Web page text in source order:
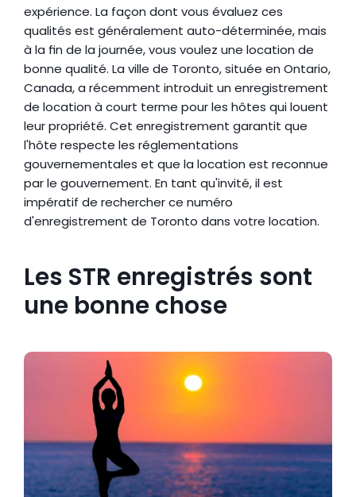
expérience. La façon dont vous évaluez ces
qualités est généralement auto-déterminée, mais
à la fin de la journée, vous voulez une location de
bonne qualité. La ville de Toronto, située en Ontario,
Canada, a récemment introduit un enregistrement
de location à court terme pour les hôtes qui louent
leur propriété. Cet enregistrement garantit que
l'hôte respecte les réglementations
gouvernementales et que la location est reconnue
par le gouvernement. En tant qu'invité, il est
impératif de rechercher ce numéro
d'enregistrement de Toronto dans votre location.
Les STR enregistrés sont
une bonne chose